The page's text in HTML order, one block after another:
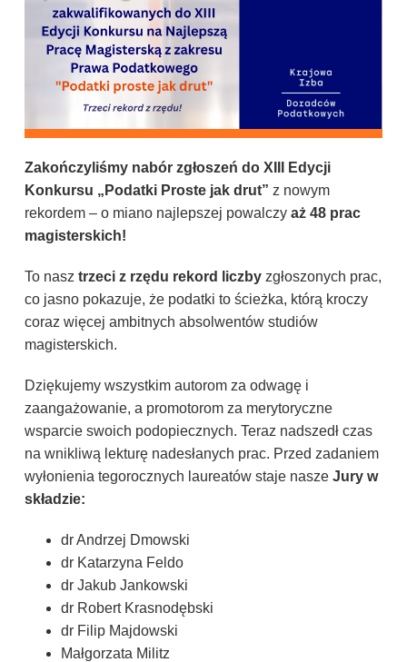
Zakończyliśmy nabór zgłoszeń do XIII Edycji
Konkursu „Podatki Proste jak drut” z nowym
rekordem – o miano najlepszej powalczy aż 48 prac
magisterskich!
To nasz trzeci z rzędu rekord liczby zgłoszonych prac,
co jasno pokazuje, że podatki to ścieżka, którą kroczy
coraz więcej ambitnych absolwentów studiów
magisterskich.
Dziękujemy wszystkim autorom za odwagę i
zaangażowanie, a promotorom za merytoryczne
wsparcie swoich podopiecznych. Teraz nadszedł czas
na wnikliwą lekturę nadesłanych prac. Przed zadaniem
wyłonienia tegorocznych laureatów staje nasze Jury w
składzie:
dr Andrzej Dmowski
dr Katarzyna Feldo
dr Jakub Jankowski
dr Robert Krasnodębski
dr Filip Majdowski
Małgorzata Militz